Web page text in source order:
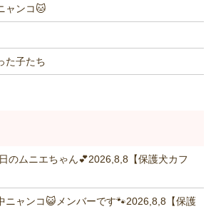
ャンコ🐱
た子たち
のムニエちゃん💕2026,8,8【保護犬カフ
ニャンコ😺メンバーです🐾2026,8,8【保護